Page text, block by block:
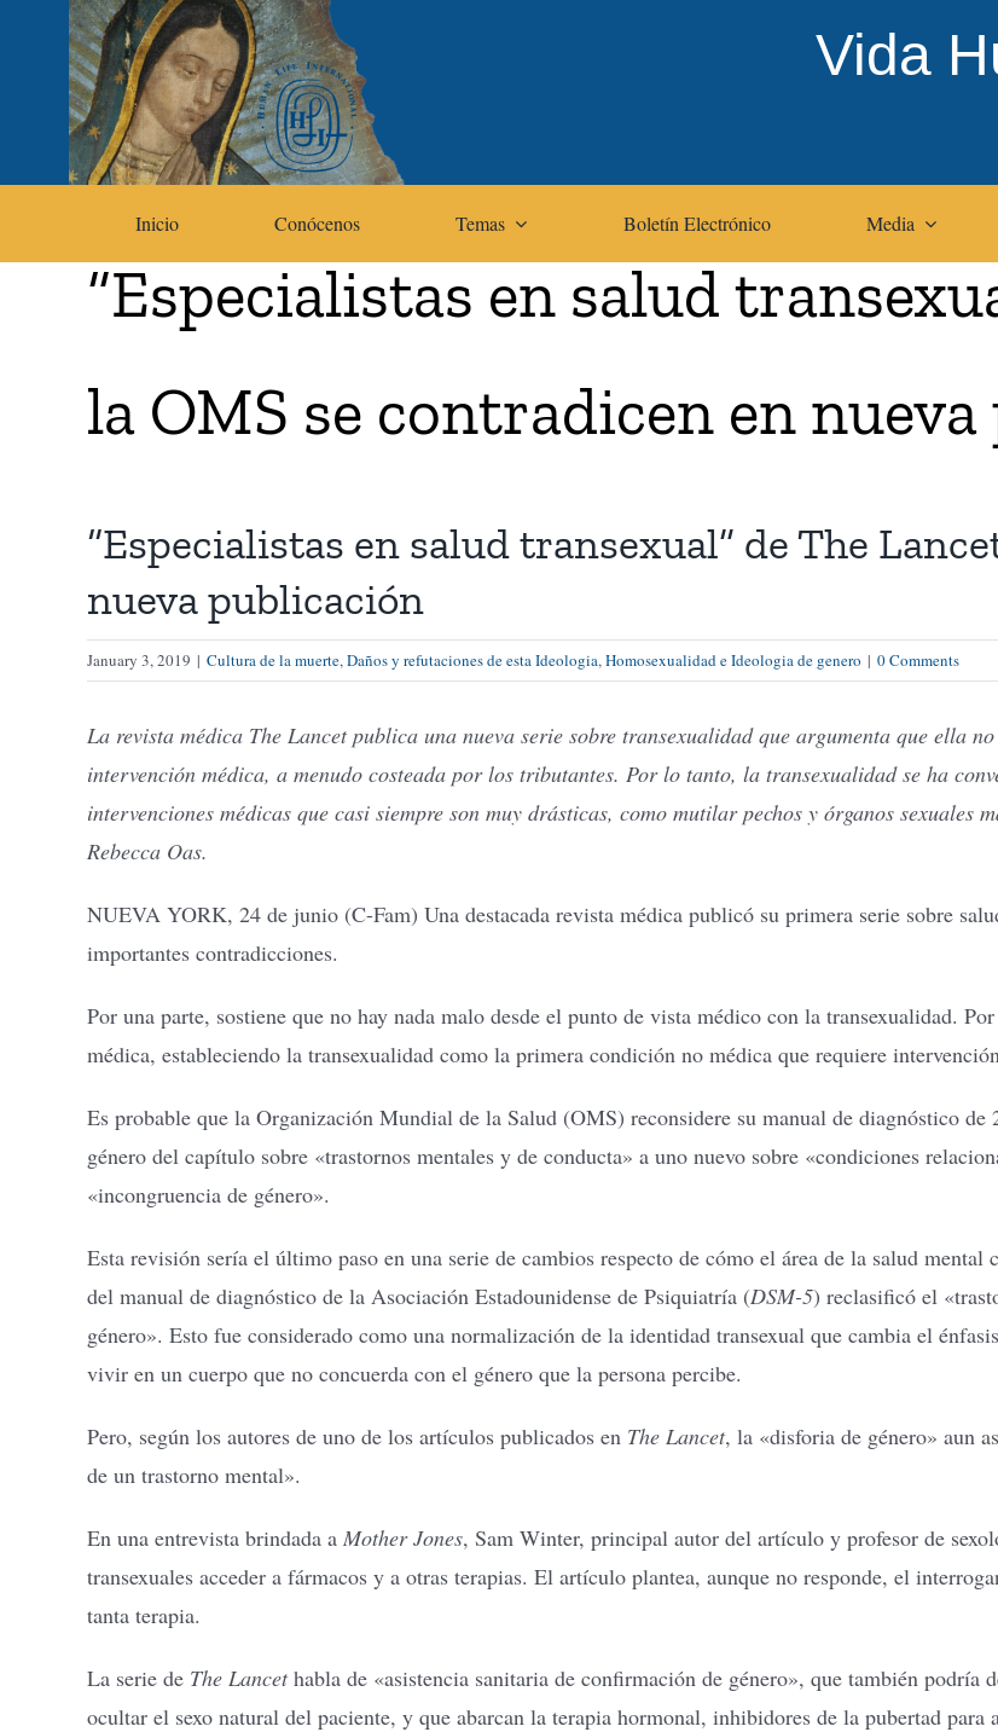
Vida
Inicio Conócenos Temas Boletín Electrónico Media
“Especialistas en salud
la OMS se contradicen en
“Especialistas en salud transexual” de The
nueva publicación
January 3, 2019 | Cultura de la muerte,Daños y refutaciones de esta Ideologia,Homosexualidad e Ideologia de genero | 0 Comments
La revista médica The Lancet publica una nueva serie sobre transexualidad que argumenta que ella
intervención médica, a menudo costeada por los tributantes. Por lo tanto, la transexualidad se ha
intervenciones médicas que casi siempre son muy drásticas, como mutilar pechos y órganos
Rebecca Oas.
NUEVA YORK, 24 de junio (C-Fam) Una destacada revista médica publicó su primera serie sobre
importantes contradicciones.
Por una parte, sostiene que no hay nada malo desde el punto de vista médico con la transexualidad.
médica, estableciendo la transexualidad como la primera condición no médica que requiere
Es probable que la Organización Mundial de la Salud (OMS) reconsidere su manual de diagnóstico
género del capítulo sobre «trastornos mentales y de conducta» a uno nuevo sobre «condiciones
«incongruencia de género».
Esta revisión sería el último paso en una serie de cambios respecto de cómo el área de la salud
del manual de diagnóstico de la Asociación Estadounidense de Psiquiatría (DSM-5) reclasificó el
género». Esto fue considerado como una normalización de la identidad transexual que cambia el
vivir en un cuerpo que no concuerda con el género que la persona percibe.
Pero, según los autores de uno de los artículos publicados en The Lancet, la «disforia de género» aun
de un trastorno mental».
En una entrevista brindada a Mother Jones, Sam Winter, principal autor del artículo y profesor de
transexuales acceder a fármacos y a otras terapias. El artículo plantea, aunque no responde, el
tanta terapia.
La serie de The Lancethabla de «asistencia sanitaria de confirmación de género», que también podría
ocultar el sexo natural del paciente, y que abarcan la terapia hormonal, inhibidores de la pubertad para